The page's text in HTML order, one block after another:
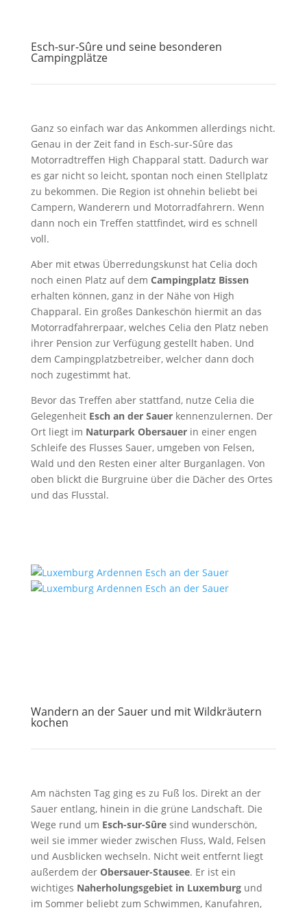
Esch-sur-Sûre und seine besonderen
Campingplätze
Ganz so einfach war das Ankommen allerdings nicht.
Genau in der Zeit fand in Esch-sur-Sûre das
Motorradtreffen High Chapparal statt. Dadurch war
es gar nicht so leicht, spontan noch einen Stellplatz
zu bekommen. Die Region ist ohnehin beliebt bei
Campern, Wanderern und Motorradfahrern. Wenn
dann noch ein Treffen stattfindet, wird es schnell
voll.
Aber mit etwas Überredungskunst hat Celia doch
noch einen Platz auf dem Campingplatz Bissen
erhalten können, ganz in der Nähe von High
Chapparal. Ein großes Dankeschön hiermit an das
Motorradfahrerpaar, welches Celia den Platz neben
ihrer Pension zur Verfügung gestellt haben. Und
dem Campingplatzbetreiber, welcher dann doch
noch zugestimmt hat.
Bevor das Treffen aber stattfand, nutze Celia die
Gelegenheit Esch an der Sauerkennenzulernen. Der
Ort liegt im Naturpark Obersauerin einer engen
Schleife des Flusses Sauer, umgeben von Felsen,
Wald und den Resten einer alter Burganlagen. Von
oben blickt die Burgruine über die Dächer des Ortes
und das Flusstal.
Wandern an der Sauer und mit Wildkräutern
kochen
Am nächsten Tag ging es zu Fuß los. Direkt an der
Sauer entlang, hinein in die grüne Landschaft. Die
Wege rund um Esch-sur-Sûresind wunderschön,
weil sie immer wieder zwischen Fluss, Wald, Felsen
und Ausblicken wechseln. Nicht weit entfernt liegt
außerdem derObersauer-Stausee. Er ist ein
wichtiges Naherholungsgebiet in Luxemburgund
im Sommer beliebt zum Schwimmen, Kanufahren,